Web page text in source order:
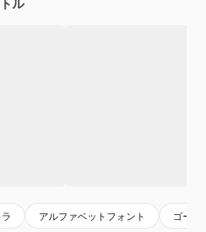
アルファベットフォント ゴージ